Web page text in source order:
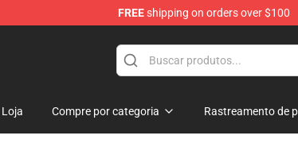
FREEshipping on orders over $100
Loja Compre por categoria Rastreamento de